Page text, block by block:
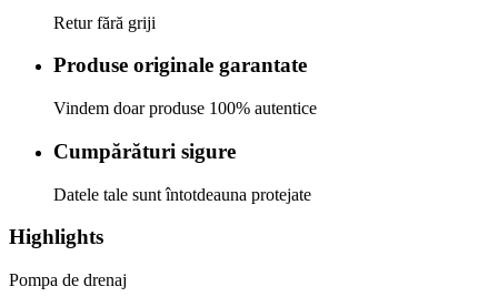
Retur fără griji
Produse originale garantate
Vindem doar produse 100% autentice
Cumpărături sigure
Datele tale sunt întotdeauna protejate
Highlights
Pompa de drenaj